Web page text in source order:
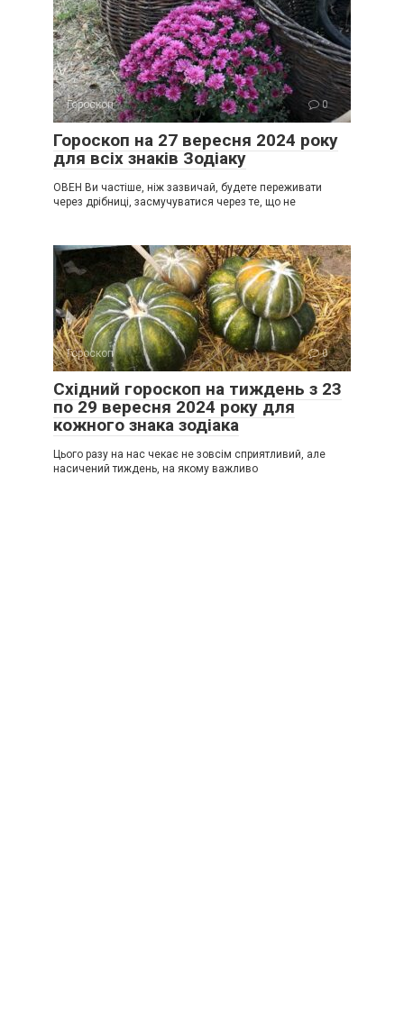
Гороскоп 0
Гороскоп на 27 вересня 2024 року
для всіх знаків Зодіаку
ОВЕН Ви частіше, ніж зазвичай, будете переживати
через дрібниці, засмучуватися через те, що не
Гороскоп 0
Східний гороскоп на тиждень з 23
по 29 вересня 2024 року для
кожного знака зодіака
Цього разу на нас чекає не зовсім сприятливий, але
насичений тиждень, на якому важливо